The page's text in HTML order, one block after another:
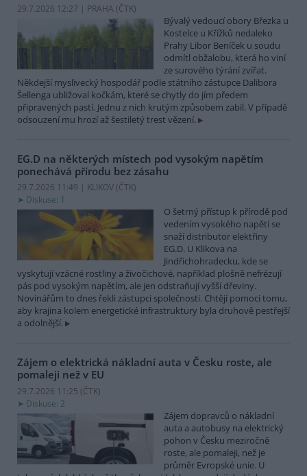
29.7.2026 12:27 | PRAHA (ČTK)
Bývalý vedoucí obory Březka u
Kostelce u Křížků nedaleko
Prahy Libor Beníček u soudu
odmítl obžalobu, která ho viní
ze surového týrání zvířat.
Někdejší myslivecký hospodář podle státního zástupce Dalibora
Šellenga ubližoval kočkám, které se chytly do jím předem
připravených pastí. Jednu z nich krutým způsobem zabil. V případě
odsouzení mu hrozí až šestiletý trest vězení.
EG.D na některých místech pod vysokým napětím
ponechává přírodu bez zásahu
29.7.2026 11:49 | KLIKOV (ČTK)
Diskuse: 1
O šetrný přístup k přírodě pod
vedením vysokého napětí se
snaží distributor elektřiny
EG.D. U Klikova na
Jindřichohradecku, kde se
vyskytují vzácné rostliny a živočichové, například plošně nefrézují
pás pod vysokým napětím, ale jen odstraňují vyšší dřeviny.
Novinářům to dnes řekli zástupci společnosti. Chtějí pomoci tomu,
aby krajina kolem energetické infrastruktury byla druhově pestřejší
a odolnější.
Zájem o elektrická nákladní auta v Česku roste, ale
pomaleji než v EU
29.7.2026 11:25 (ČTK)
Diskuse: 2
Zájem dopravců o nákladní
auta a autobusy na elektrický
pohon v Česku meziročně
roste, ale pomaleji, než je
průměr Evropské unie. U